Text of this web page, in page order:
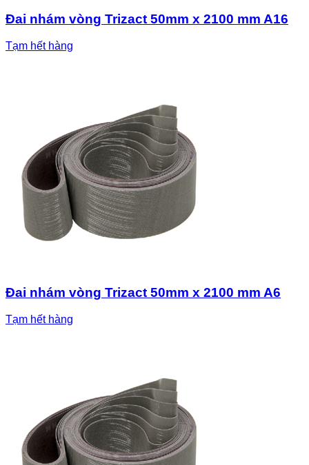
Đai nhám vòng Trizact 50mm x 2100 mm A16
Tạm hết hàng
Đai nhám vòng Trizact 50mm x 2100 mm A6
Tạm hết hàng